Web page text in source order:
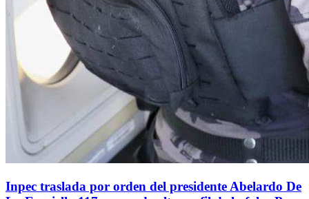
Inpec traslada por orden del presidente Abelardo De